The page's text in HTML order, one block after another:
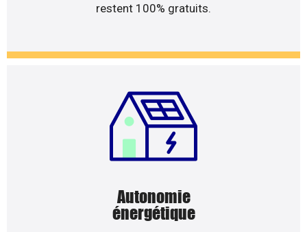
restent 100% gratuits.
Autonomie
énergétique